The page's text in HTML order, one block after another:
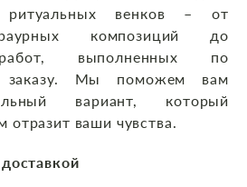
венков – от
композиций до
выполненных по
заказу. Мы поможем вам
вариант, который
отразит ваши чувства.